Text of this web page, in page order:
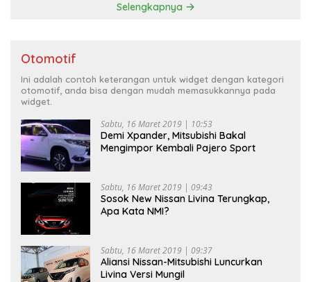
Selengkapnya
Otomotif
Ini adalah contoh keterangan untuk widget dengan kategori
otomotif, anda bisa dengan mudah memasukkannya pada
widget.
Sabtu, 16 Maret 2019 | 10:53
Demi Xpander, Mitsubishi Bakal
Mengimpor Kembali Pajero Sport
Sabtu, 16 Maret 2019 | 09:43
Sosok New Nissan Livina Terungkap,
Apa Kata NMI?
Sabtu, 16 Maret 2019 | 09:37
Aliansi Nissan-Mitsubishi Luncurkan
Livina Versi Mungil